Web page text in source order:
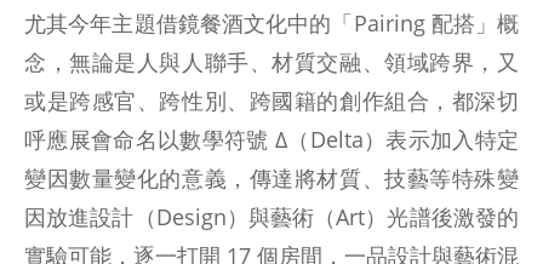
尤其今年主題借鏡餐酒文化中的「Pairing 配搭」概
念，無論是人與人聯手、材質交融、領域跨界，又
或是跨感官、跨性別、跨國籍的創作組合，都深切
呼應展會命名以數學符號 Δ（Delta）表示加入特定
變因數量變化的意義，傳達將材質、技藝等特殊變
因放進設計（Design）與藝術（Art）光譜後激發的
實驗可能，逐一打開 17 個房間，一品設計與藝術混